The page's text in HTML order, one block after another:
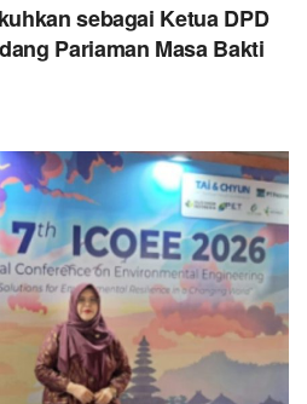
sebagai Ketua DPD
Pariaman Masa Bakti